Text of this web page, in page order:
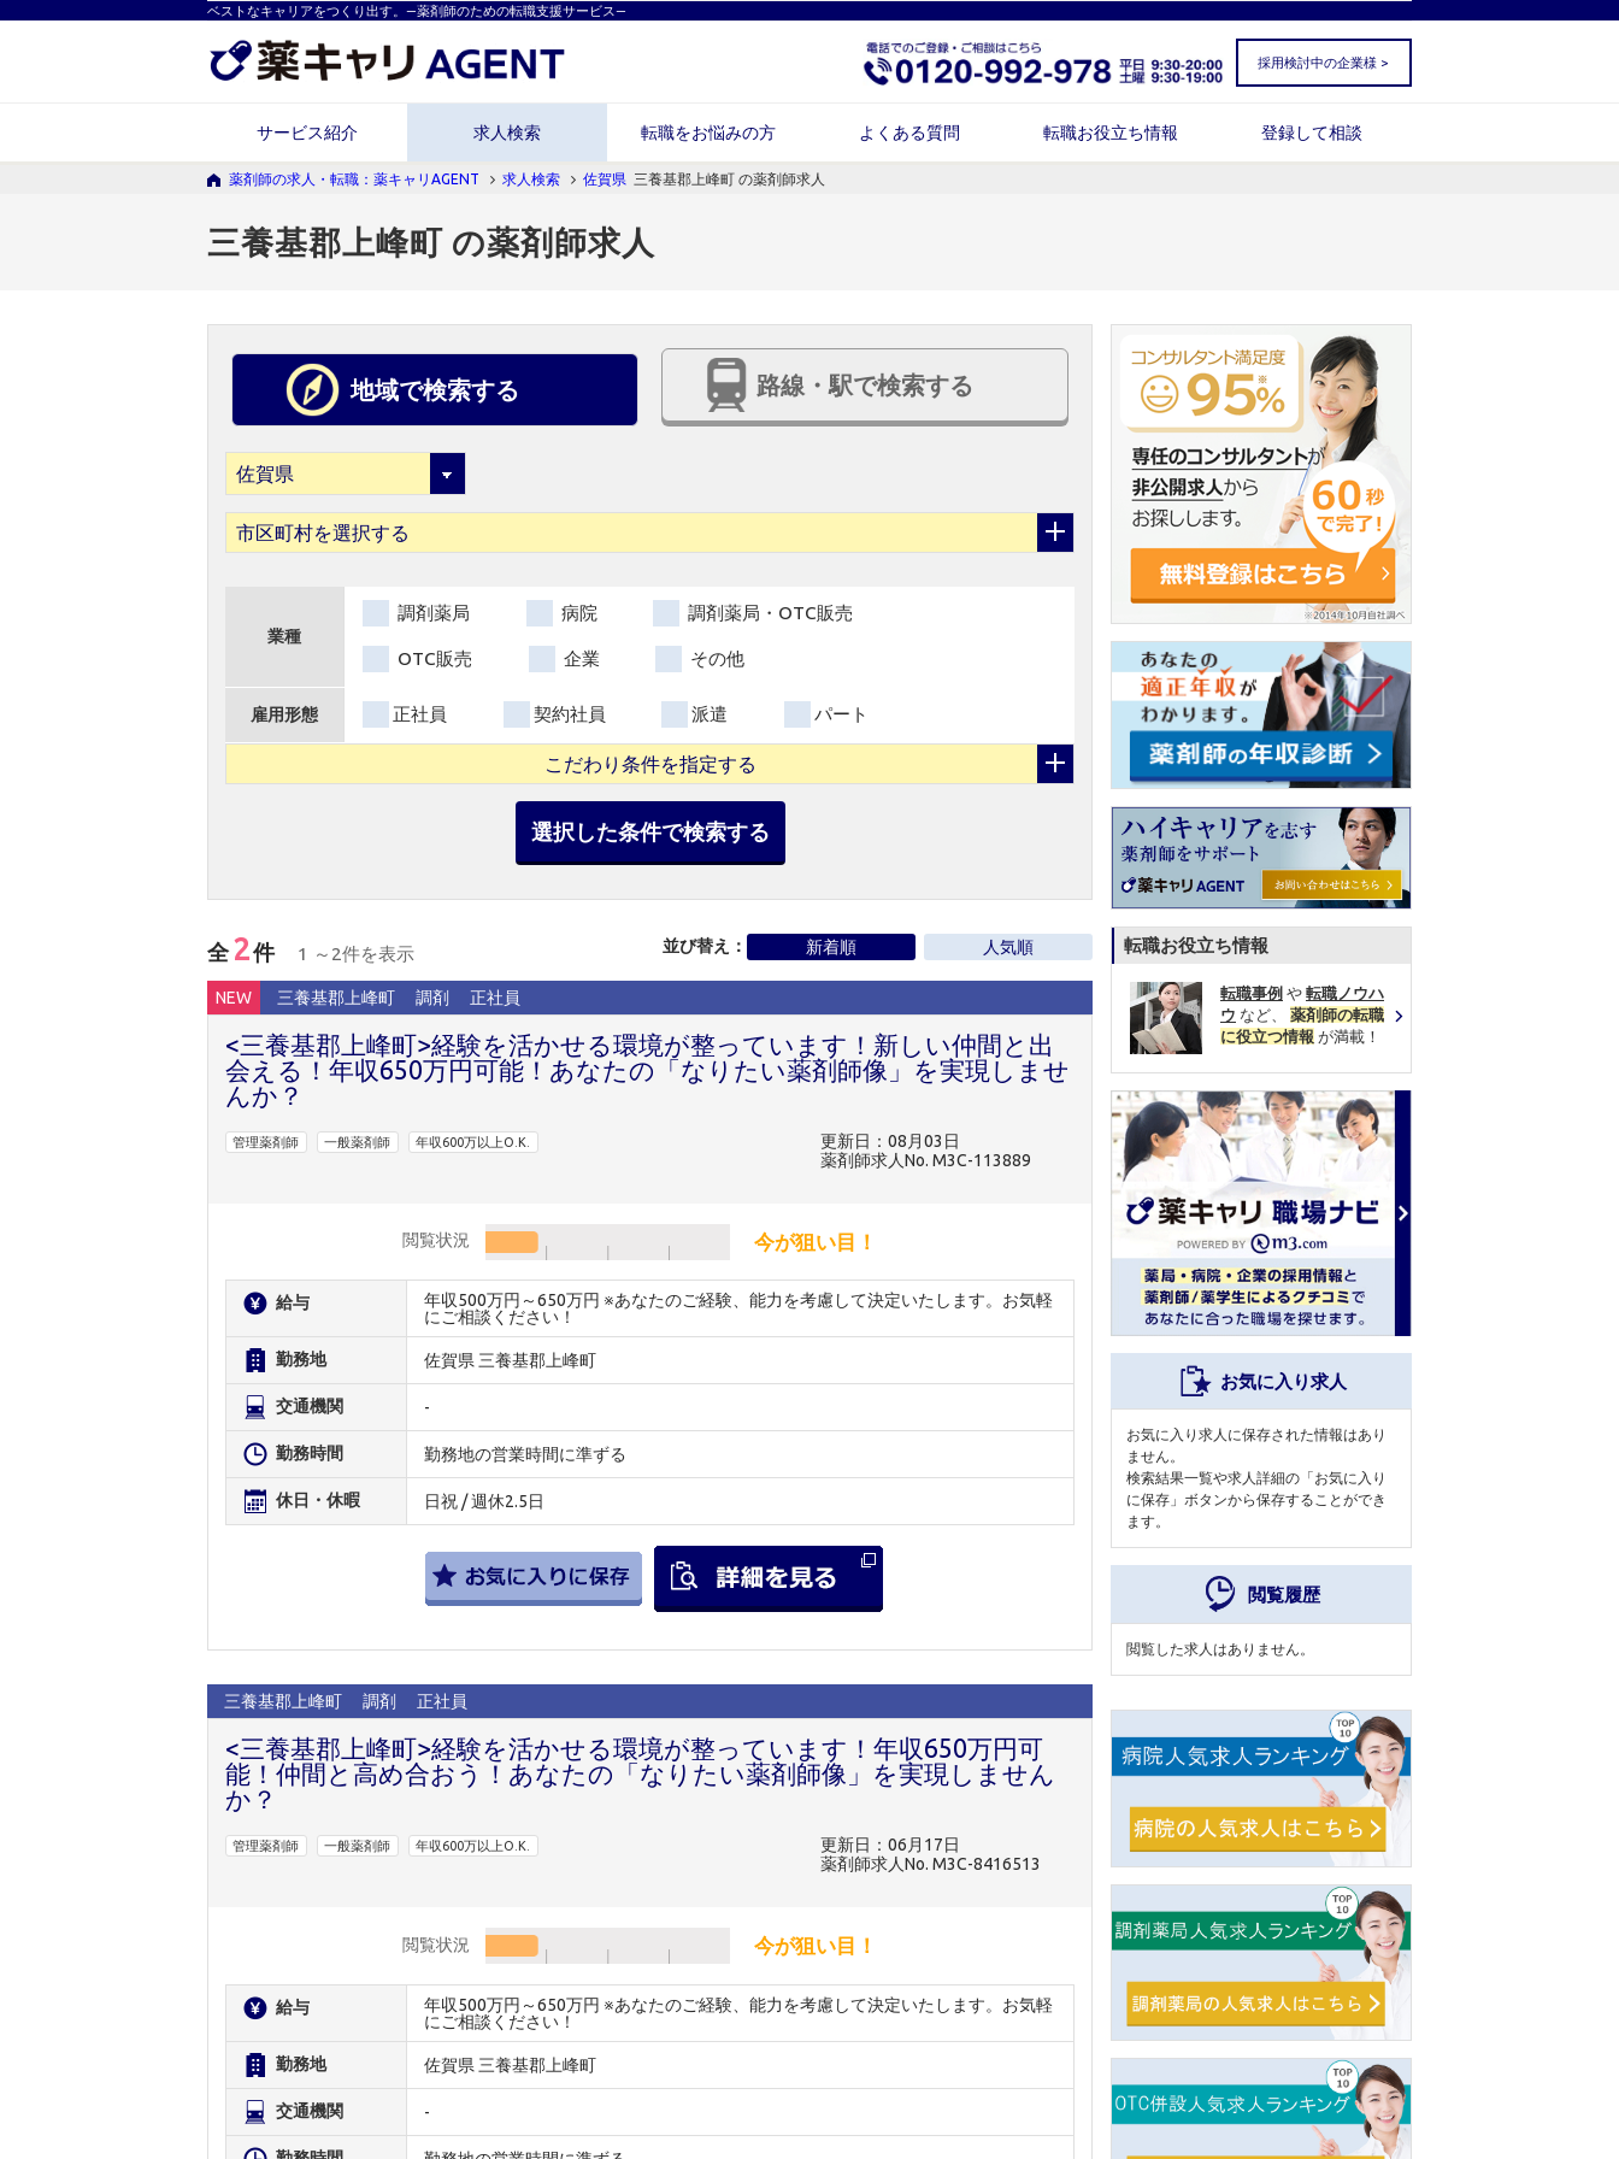
ベストなキャリアをつくり出す。―薬剤師のための転職支援サービス―
採用検討中の企業様 >
サービス紹介 求人検索 転職をお悩みの方 よくある質問 転職お役立ち情報 登録して相談
薬剤師の求人・転職：薬キャリAGENT 求人検索 佐賀県 三養基郡上峰町 の薬剤師求人
三養基郡上峰町 の薬剤師求人
地域で検索する 路線・駅で検索する
市区町村を選択する
業種
調剤薬局 病院 調剤薬局・OTC販売
OTC販売 企業 その他
雇用形態 正社員 契約社員 派遣 パート
こだわり条件を指定する
選択した条件で検索する
全 2件 1 ～2件を表示 並び替え： 新着順 人気順
NEW 三養基郡上峰町 調剤 正社員
<三養基郡上峰町>経験を活かせる環境が整っています！新しい仲間と出
会える！年収650万円可能！あなたの「なりたい薬剤師像」を実現しませ
んか？
管理薬剤師 一般薬剤師 年収600万以上O.K.
更新日：08月03日
薬剤師求人No. M3C-113889
閲覧状況 今が狙い目！
給与
年収500万円～650万円 ※あなたのご経験、能力を考慮して決定いたします。お気軽
にご相談ください！
勤務地 佐賀県 三養基郡上峰町
交通機関 -
勤務時間 勤務地の営業時間に準ずる
休日・休暇 日祝 / 週休2.5日
三養基郡上峰町 調剤 正社員
<三養基郡上峰町>経験を活かせる環境が整っています！年収650万円可
能！仲間と高め合おう！あなたの「なりたい薬剤師像」を実現しません
か？
管理薬剤師 一般薬剤師 年収600万以上O.K.
更新日：06月17日
薬剤師求人No. M3C-8416513
閲覧状況 今が狙い目！
給与
年収500万円～650万円 ※あなたのご経験、能力を考慮して決定いたします。お気軽
にご相談ください！
勤務地 佐賀県 三養基郡上峰町
交通機関 -
転職お役立ち情報
転職事例 や 転職ノウハ
ウ など、 薬剤師の転職
に役立つ情報 が満載！
お気に入り求人
お気に入り求人に保存された情報はあり
ません。
検索結果一覧や求人詳細の「お気に入り
に保存」ボタンから保存することができ
ます。
閲覧履歴
閲覧した求人はありません。